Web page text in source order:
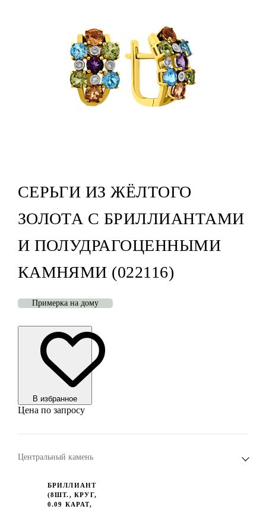
СЕРЬГИ ИЗ ЖЁЛТОГО
ЗОЛОТА С БРИЛЛИАНТАМИ
И ПОЛУДРАГОЦЕННЫМИ
КАМНЯМИ (022116)
Примерка на дому
В избранноe
Цена по запросу
Центральный камень
БРИЛЛИАНТ
(8ШТ., КРУГ,
0.09 КАРАТ,